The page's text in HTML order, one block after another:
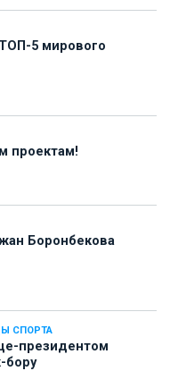
5 мирового
проектам!
Боронбекова
СПОРТА
президентом
бору